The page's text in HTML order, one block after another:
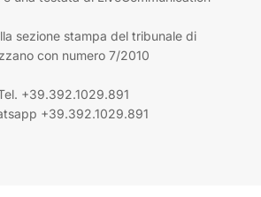
sezione stampa del tribunale di
con numero 7/2010
+39.392.1029.891
+39.392.1029.891